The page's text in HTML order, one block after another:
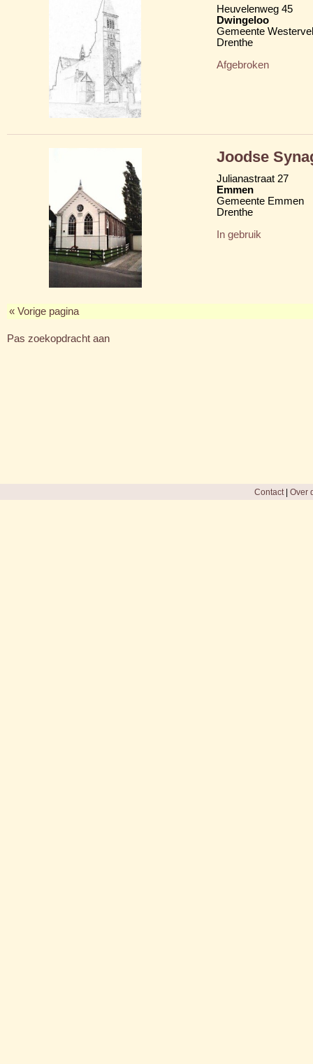
Heuvelenweg 45
Dwingeloo
Gemeente
Drenthe
Afgebroken
Joodse
Julianastraat 27
Emmen
Gemeente Emmen
Drenthe
In gebruik
« Vorige pagina
Pas zoekopdracht aan
Contact| Over